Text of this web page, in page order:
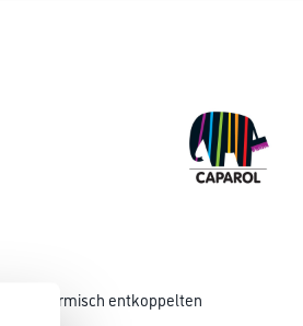
von thermisch entkoppelten